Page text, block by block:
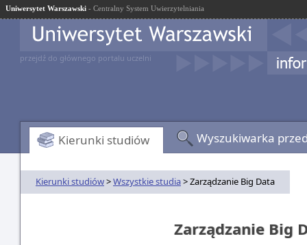
Uniwersytet Warszawski - Centralny System Uwierzytelniania
przejdź do głównego portalu uczelni
Kierunki studiów Wyszukiwarka
Kierunki studiów>Wszystkie studia> Zarządzanie Big Data
Zarządzanie Big